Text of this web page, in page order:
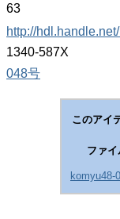
63
http://
1340-587X
048号
このアイ
ファイ
komyu48-